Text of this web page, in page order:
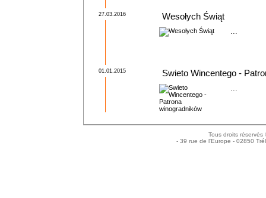
27.03.2016 Wesołych Świąt
...
01.01.2015 Swieto Wincentego -
...
Tous droits
- 39 rue de l'Europe - 02850